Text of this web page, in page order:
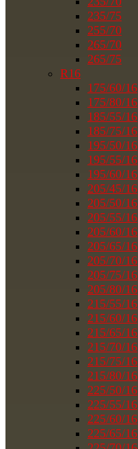
235/75
255/70
265/70
265/75
R16
175/60/16
175/80/16
185/55/16
185/75/16
195/50/16
195/55/16
195/60/16
205/45/16
205/50/16
205/55/16
205/60/16
205/65/16
205/70/16
205/75/16
205/80/16
215/55/16
215/60/16
215/65/16
215/70/16
215/75/16
215/80/16
225/50/16
225/55/16
225/60/16
225/65/16